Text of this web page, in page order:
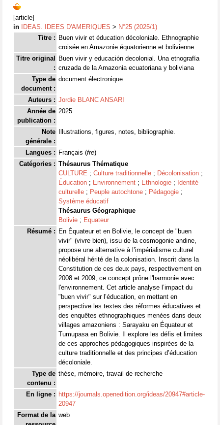
[article]
in
IDEAS. IDEES D'AMERIQUES > N°25 (2025/1)
Titre : Buen vivir et éducation décoloniale. Ethnographie
croisée en Amazonie équatorienne et bolivienne
Titre original
:
Buen vivir y educación decolonial. Una etnografía
cruzada de la Amazonia ecuatoriana y boliviana
Type de
document :
document électronique
Auteurs : Jordie BLANC ANSARI
Année de
publication :
2025
Note
générale :
Illustrations, figures, notes, bibliographie.
Langues : Français (fre)
Catégories : Thésaurus Thématique
CULTURE ; Culture traditionnelle ; Décolonisation ;
Éducation ; Environnement ; Ethnologie ; Identité
culturelle ; Peuple autochtone ; Pédagogie ;
Système éducatif
Thésaurus Géographique
Bolivie ; Equateur
Résumé : En Équateur et en Bolivie, le concept de "buen
vivir" (vivre bien), issu de la cosmogonie andine,
propose une alternative à l’impérialisme culturel
néolibéral hérité de la colonisation. Inscrit dans la
Constitution de ces deux pays, respectivement en
2008 et 2009, ce concept prône l'harmonie avec
l'environnement. Cet article analyse l’impact du
"buen vivir" sur l’éducation, en mettant en
perspective les textes des réformes éducatives et
des enquêtes ethnographiques menées dans deux
villages amazoniens : Sarayaku en Équateur et
Tumupasa en Bolivie. Il explore les défis et limites
de ces approches pédagogiques inspirées de la
culture traditionnelle et des principes d’éducation
décoloniale.
Type de
contenu :
thèse, mémoire, travail de recherche
En ligne : https://journals.openedition.org/ideas/20947#article-
20947
Format de la web